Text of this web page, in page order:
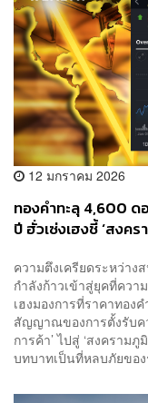
12 มกราคม 2026
ทองคำทะลุ 4,600 ด
ปี ฮั่วเซ่งเฮงชี้ ‘สง
ความตึงเครียดระหว่าง
กำลังก้าวเข้าสู่ยุคที่ควา
เฮงมองการที่ราคาทอง
สัญญาณของการตั้งรับค
การค้า’ ไปสู่ ‘สงคราม
บทบาทเป็นที่หลบภัยของ